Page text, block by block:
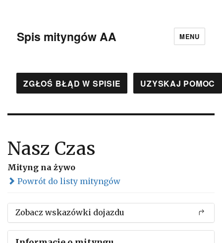
Spis mityngów AA MENU
ZGŁOŚ BŁĄD W SPISIE UZYSKAJ POMOC
Nasz Czas
Mityng na żywo
Powrót do listy mityngów
Zobacz wskazówki dojazdu